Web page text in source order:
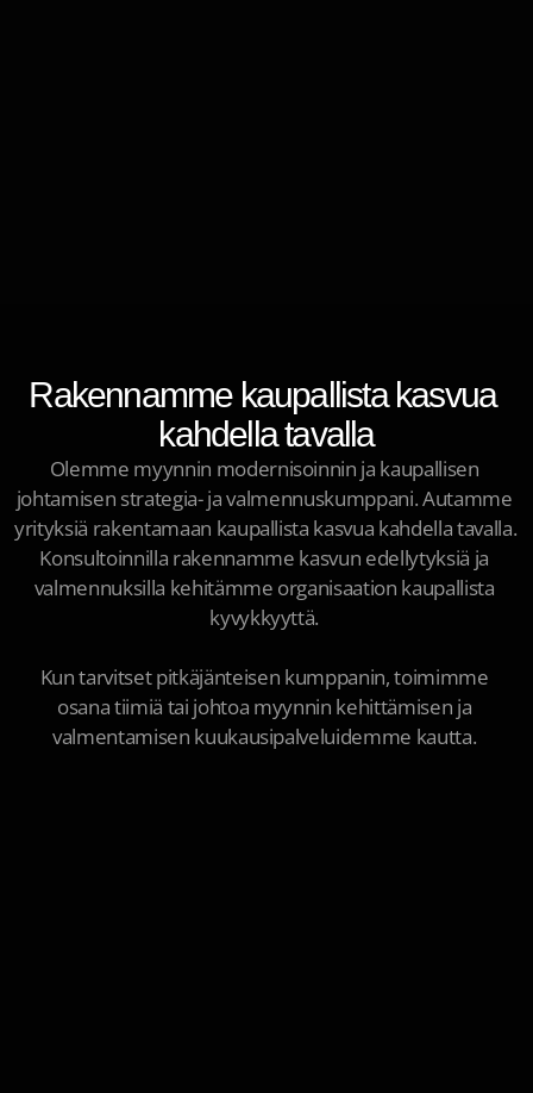
Rakennamme kaupallista kasvua
kahdella tavalla
Olemme myynnin modernisoinnin ja kaupallisen
johtamisen strategia- ja valmennuskumppani. Autamme
yrityksiä rakentamaan kaupallista kasvua kahdella tavalla.
Konsultoinnilla rakennamme kasvun edellytyksiä ja
valmennuksilla kehitämme organisaation kaupallista
kyvykkyyttä.
Kun tarvitset pitkäjänteisen kumppanin, toimimme
osana tiimiä tai johtoa myynnin kehittämisen ja
valmentamisen kuukausipalveluidemme kautta.